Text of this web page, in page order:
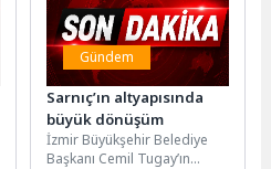
Gündem
Sarnıç’ın altyapısında
büyük dönüşüm
İzmir Büyükşehir Belediye
Başkanı Cemil Tugay’ın